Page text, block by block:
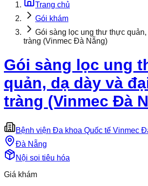
Trang chủ
Gói khám
Gói sàng lọc ung thư thực
tràng (Vinmec Đà Nẵng)
Gói sàng lọc ung
quản, dạ dày và
tràng (Vinmec Đà
Bệnh viện Đa khoa Quốc tế Vinmec
Đà Nẵng
Nội soi tiêu hóa
Giá khám